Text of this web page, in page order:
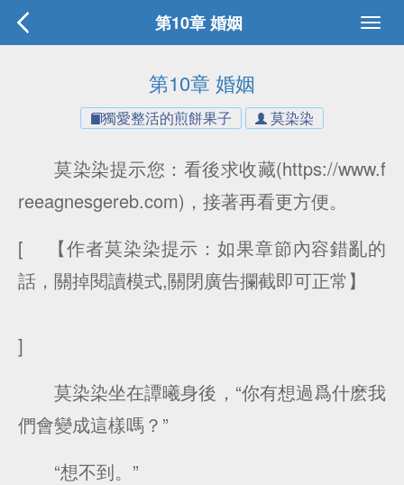
第10章 婚姻
第10章 婚姻
獨愛整活的煎餅果子 莫染染
莫染染提示您：看後求收藏(https://www.f
reeagnesgereb.com)，接著再看更方便。
[ 【作者莫染染提示：如果章節內容錯亂的
話，關掉閱讀模式,關閉廣告攔截即可正常】
]
莫染染坐在譚曦身後，“你有想過爲什麽我
們會變成這樣嗎？”
“想不到。”